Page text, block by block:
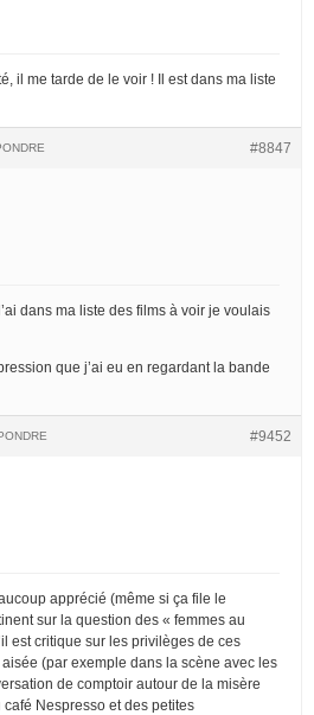
il me tarde de le voir ! Il est dans ma liste
#8847
dans ma liste des films à voir je voulais
que j’ai eu en regardant la bande
#9452
apprécié (même si ça file le
sur la question des « femmes au
est critique sur les privilèges de ces
(par exemple dans la scène avec les
de comptoir autour de la misère
Nespresso et des petites